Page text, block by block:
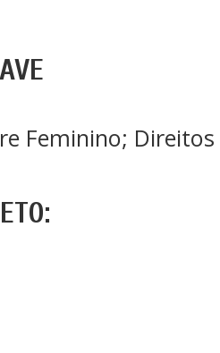
Feminino;